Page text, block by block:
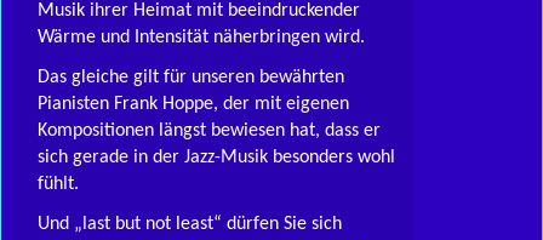
Musik ihrer Heimat mit beeindruckender
Wärme und Intensität näherbringen wird.
Das gleiche gilt für unseren bewährten
Pianisten Frank Hoppe, der mit eigenen
Kompositionen längst bewiesen hat, dass er
sich gerade in der Jazz-Musik besonders wohl
fühlt.
Und „last but not least“ dürfen Sie sich